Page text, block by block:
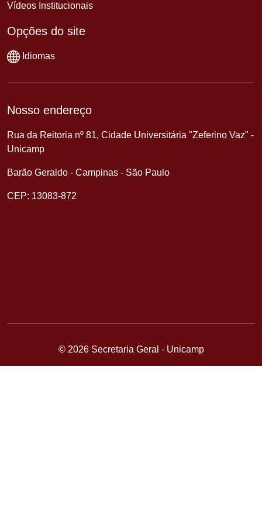
Vídeos Institucionais
Opções do site
Idiomas
Nosso endereço
Rua da Reitoria nº 81, Cidade Universitária "Zeferino Vaz" -
Unicamp
Barão Geraldo - Campinas - São Paulo
CEP: 13083-872
© 2026 Secretaria Geral - Unicamp